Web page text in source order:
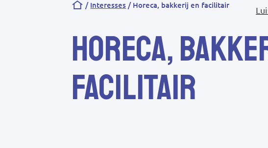
Kruimelpad
Interesses Horeca, bakkerij en facilitair
Horeca,
facilitair